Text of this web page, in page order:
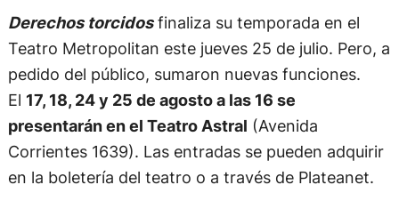
Derechos torcidosfinaliza su temporada en el
Teatro Metropolitan este jueves 25 de julio. Pero, a
pedido del público, sumaron nuevas funciones.
El 17, 18, 24 y 25 de agosto a las 16 se
presentarán en el Teatro Astral (Avenida
Corrientes 1639). Las entradas se pueden adquirir
en la boletería del teatro o a través de Plateanet.